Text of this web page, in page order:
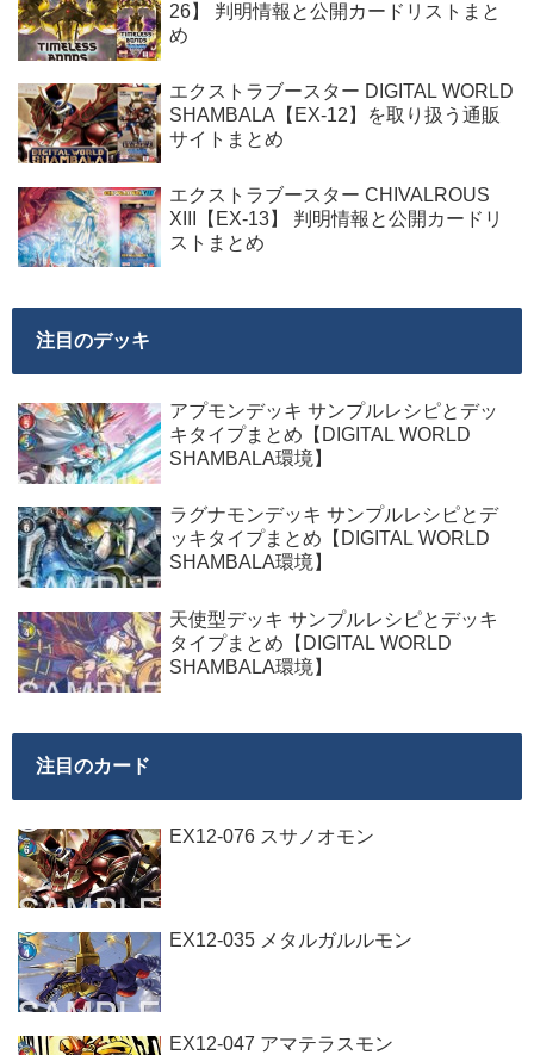
26】 判明情報と公開カードリストまと
め
エクストラブースター DIGITAL WORLD
SHAMBALA【EX-12】を取り扱う通販
サイトまとめ
エクストラブースター CHIVALROUS
XIII【EX-13】 判明情報と公開カードリ
ストまとめ
注目のデッキ
アプモンデッキ サンプルレシピとデッ
キタイプまとめ【DIGITAL WORLD
SHAMBALA環境】
ラグナモンデッキ サンプルレシピとデ
ッキタイプまとめ【DIGITAL WORLD
SHAMBALA環境】
天使型デッキ サンプルレシピとデッキ
タイプまとめ【DIGITAL WORLD
SHAMBALA環境】
注目のカード
EX12-076 スサノオモン
EX12-035 メタルガルルモン
EX12-047 アマテラスモン